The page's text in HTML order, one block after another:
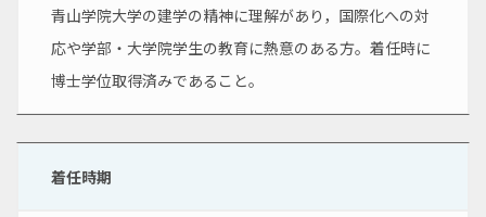
青山学院大学の建学の精神に理解があり，国際化への対
応や学部・大学院学生の教育に熱意のある方。着任時に
博士学位取得済みであること。
着任時期